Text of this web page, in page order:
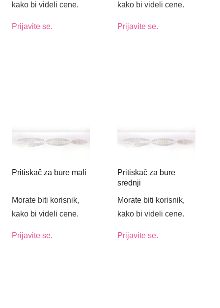
kako bi videli cene.
Prijavite se.
kako bi videli cene.
Prijavite se.
Pritiskač za bure mali
Morate biti korisnik,
kako bi videli cene.
Prijavite se.
Pritiskač za bure
srednji
Morate biti korisnik,
kako bi videli cene.
Prijavite se.